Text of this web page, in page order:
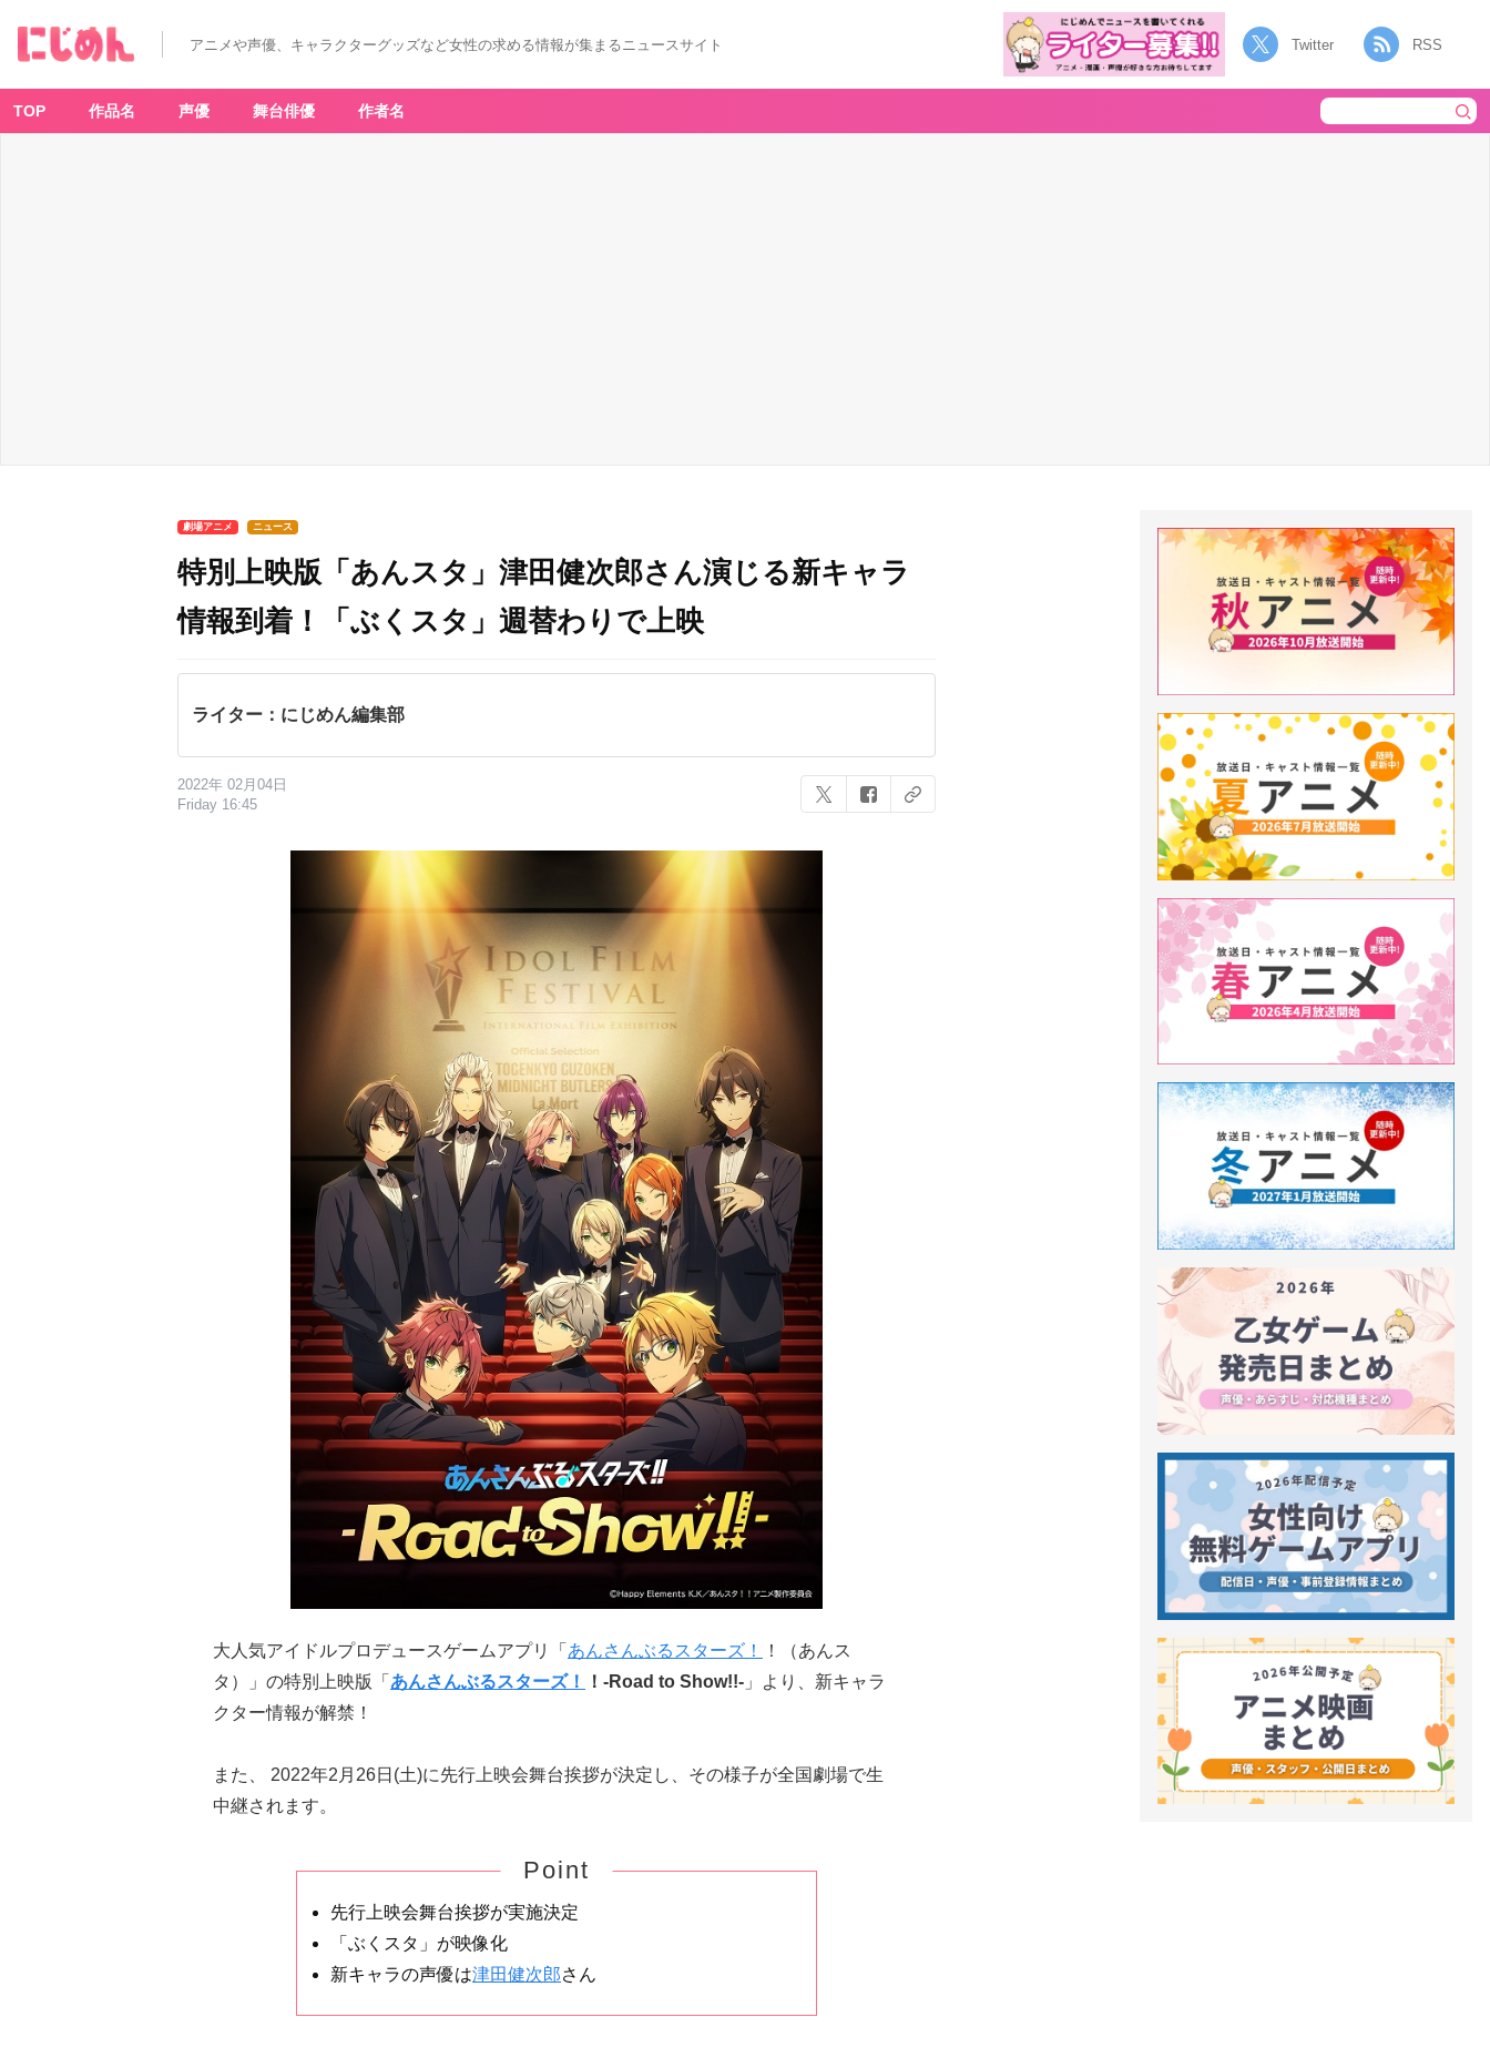
アニメや声優、キャラクターグッズなど女性の求める情報が集まるニュースサイト Twitter RSS
TOP 作品名 声優 舞台俳優 作者名
劇場アニメ ニュース
特別上映版「あんスタ」津田健次郎さん演じる新キャラ
情報到着！「ぶくスタ」週替わりで上映
ライター：にじめん編集部
2022年 02月04日
Friday 16:45
大人気アイドルプロデュースゲームアプリ「 あんさんぶるスターズ！
！（あんス
タ）」の特別上映版「 あんさんぶるスターズ！ ！-Road to Show!!- 」より、新キャラ
クター情報が解禁！
また、 2022年2月26日(土)に先行上映会舞台挨拶が決定し、その様子が全国劇場で生
中継されます。
Point
先行上映会舞台挨拶が実施決定
「ぶくスタ」が映像化
新キャラの声優は津田健次郎さん